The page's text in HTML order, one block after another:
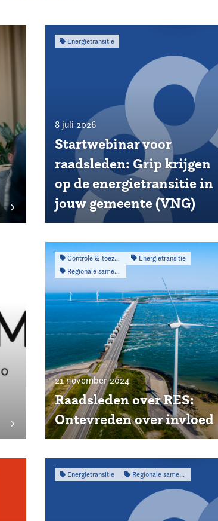
Energietransitie
8 juli 2026
Startwebinar voor
raadsleden: Grip krijgen
op de energietransitie in
jouw gemeente (VNG)
Controle & toezicht
Energietransitie
Regionale samenwerking
21 november 2024
Raadsleden over RES:
Ontevreden over invloed
Energietransitie Regionale samenwerking